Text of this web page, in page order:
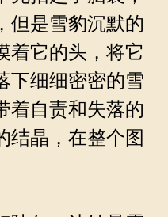
但是雪豹沉默的
着它的头，将它
下细细密密的雪
着自责和失落的
结晶，在整个图